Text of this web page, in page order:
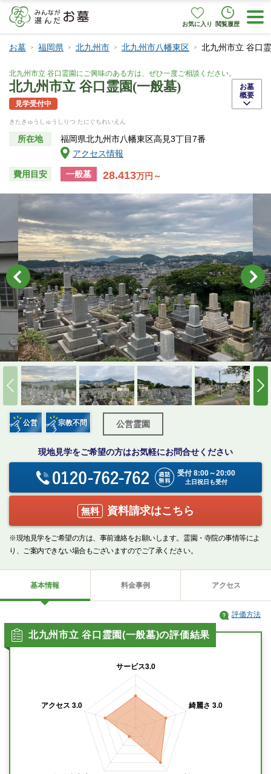
お気に入り 閲覧履歴
お墓 福岡県 北九州市 北九州市八幡東区 北九州市立 谷口
北九州市立 谷口霊園にご興味のある方は、ぜひ一度ご相談ください。
北九州市立 谷口霊園(一般墓)
見学受付中
きたきゅうしゅうしりつ たにぐちれいえん
所在地
福岡県北九州市八幡東区高見3丁目7番
アクセス情報
費用目安 一般墓 28.413万円～
お墓
概要
公営 宗教不問 公営霊園
現地見学をご希望の方はお気軽にお問合せください
受付 8:00～20:00
土日祝日も受付
無料 資料請求はこちら
※現地見学をご希望の方は、事前連絡をお願いします。霊園・寺院の事情等によ
り、ご案内できない場合もございますのでご了承ください。
基本情報 料金事例 アクセス
北九州市立 谷口霊園(一般墓)の評価結果
評価方法